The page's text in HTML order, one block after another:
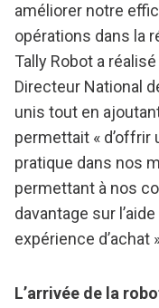
améliorer notre
opérations dans la
Tally Robot a
Directeur National
unis tout en
permettait «
pratique dans nos
permettant à nos
davantage sur
expérience d’achat
L’arrivée de la